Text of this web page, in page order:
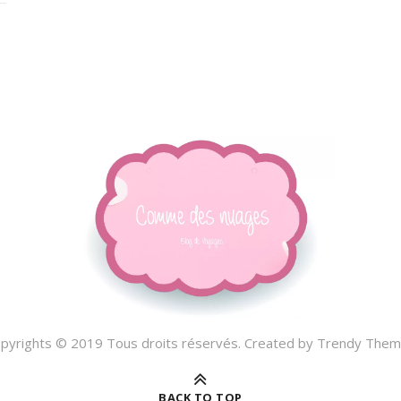
© 2019 Tous droits réservés. Created by Trendy
BACK TO TOP